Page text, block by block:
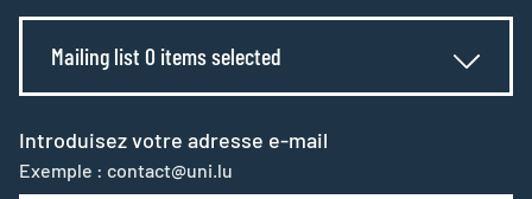
Mailing list 0 items selected
Introduisez votre adresse e-mail
Exemple : contact@uni.lu